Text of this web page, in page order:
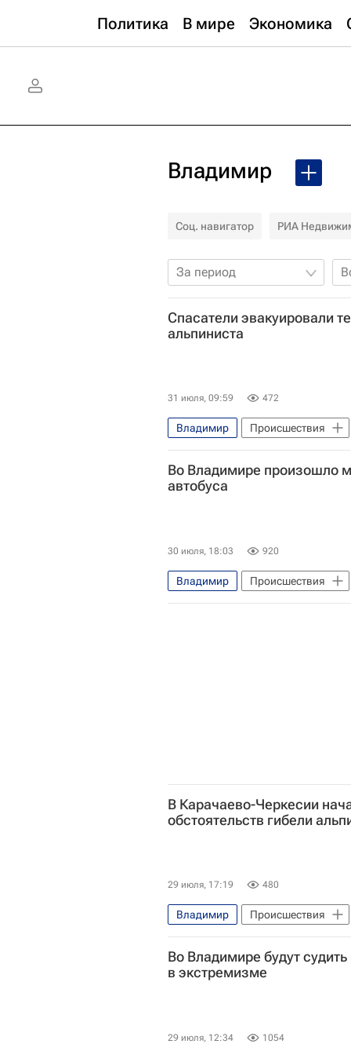
Политика В мире Экономика
Владимир
Соц. навигатор РИА
За период
Спасатели эвакуировали
альпиниста
31 июля, 09:59 472
Владимир Происшествия
Национальный
Во Владимире произошло
автобуса
30 июля, 18:03 920
Владимир Происшествия
В Карачаево-Черкесии
обстоятельств гибели
29 июля, 17:19 480
Владимир Происшествия
Национальный
Следственный комитет России
Во Владимире будут
в экстремизме
29 июля, 12:34 1054